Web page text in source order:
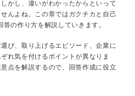
かし、違いがわかったからといって
んよね。この章ではガクチカと自己
の作り方を解説していきます。
び、取り上げるエピソード、企業に
れ気を付けるポイントが異なりま
点を解説するので、回答作成に役立